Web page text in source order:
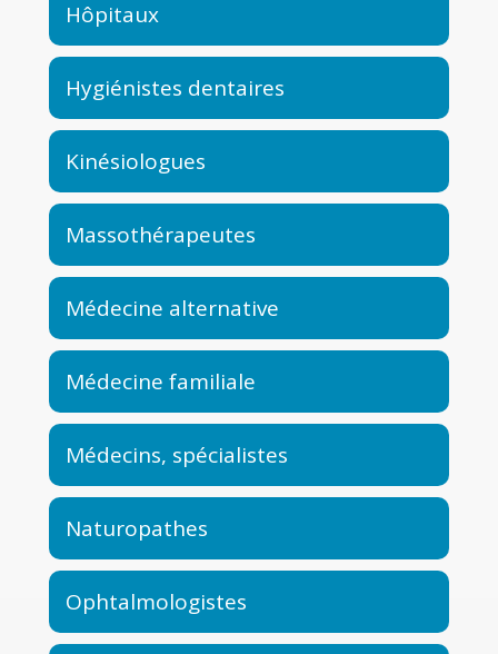
Hôpitaux
Hygiénistes dentaires
Kinésiologues
Massothérapeutes
Médecine alternative
Médecine familiale
Médecins, spécialistes
Naturopathes
Ophtalmologistes